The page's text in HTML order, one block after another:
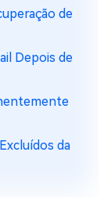
de
Depois de
da